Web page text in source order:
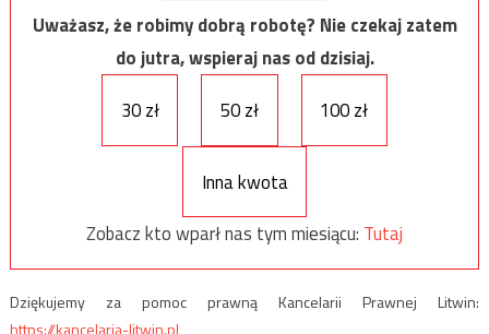
Uważasz, że robimy dobrą robotę? Nie czekaj zatem
do jutra, wspieraj nas od dzisiaj.
30 zł
50 zł 100 zł
Inna kwota
Zobacz kto wparł nas tym miesiącu: Tutaj
Dziękujemy za pomoc prawną Kancelarii Prawnej Litwin:
https://kancelaria-litwin.pl